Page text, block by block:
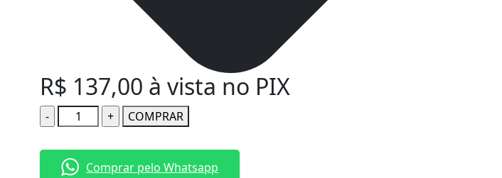
R$ 137,00 à vista no PIX
Quantidade COMPRAR
Comprar pelo Whatsapp